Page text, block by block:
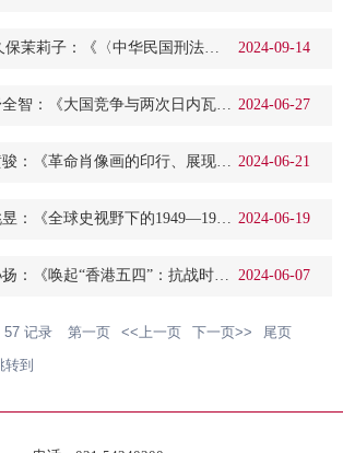
保茉莉子：《〈中华民国刑法〉
2024-09-14
智：《大国竞争与两次日内瓦会 2024-06-27
：《革命肖像画的印行、展现与 2024-06-21
：《全球史视野下的1949—1980 2024-06-19
：《唤起“香港五四”：抗战时期 2024-06-07
57 记录 第一页 <<上一页 下一页>> 尾页
转到